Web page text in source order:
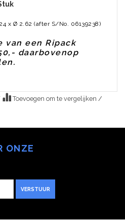
x Ø 2.62 (after S/No. 06139238)
van een Ripack
daarbovenop
Toevoegen om te vergelijken /
ONZE
VERSTUUR